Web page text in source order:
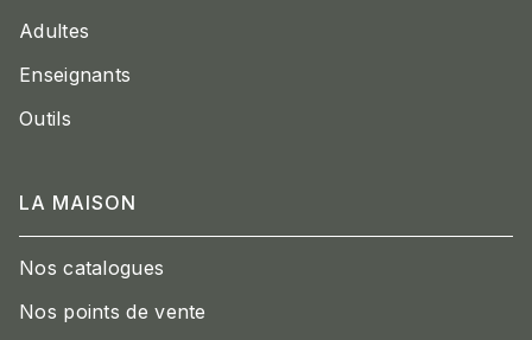
Adultes
Enseignants
Outils
LA MAISON
Nos catalogues
Nos points de vente